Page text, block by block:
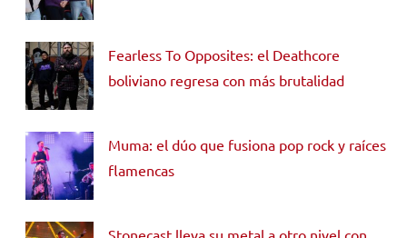
Fearless To Opposites: el Deathcore
boliviano regresa con más brutalidad
Muma: el dúo que fusiona pop rock y raíces
flamencas
Stonecast lleva su metal a otro nivel con